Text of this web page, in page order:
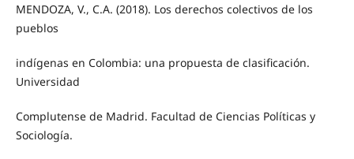
MENDOZA, V., C.A. (2018). Los derechos colectivos de los
pueblos
indígenas en Colombia: una propuesta de clasificación.
Universidad
Complutense de Madrid. Facultad de Ciencias Políticas y
Sociología.